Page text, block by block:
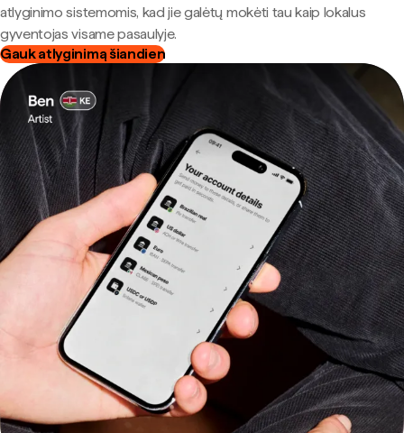
atlyginimo sistemomis, kad jie galėtų mokėti tau kaip lokalus
gyventojas visame pasaulyje.
Gauk atlyginimą šiandien